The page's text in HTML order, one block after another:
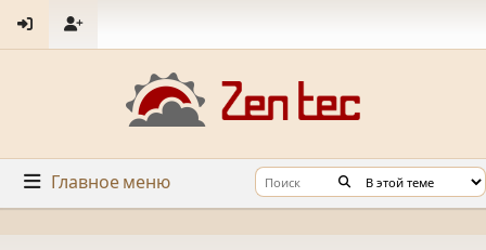
Главное меню